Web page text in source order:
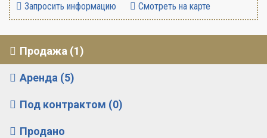
Запросить информацию Смотреть на карте
Продажа (1)
Аренда (5)
Под контрактом (0)
Продано